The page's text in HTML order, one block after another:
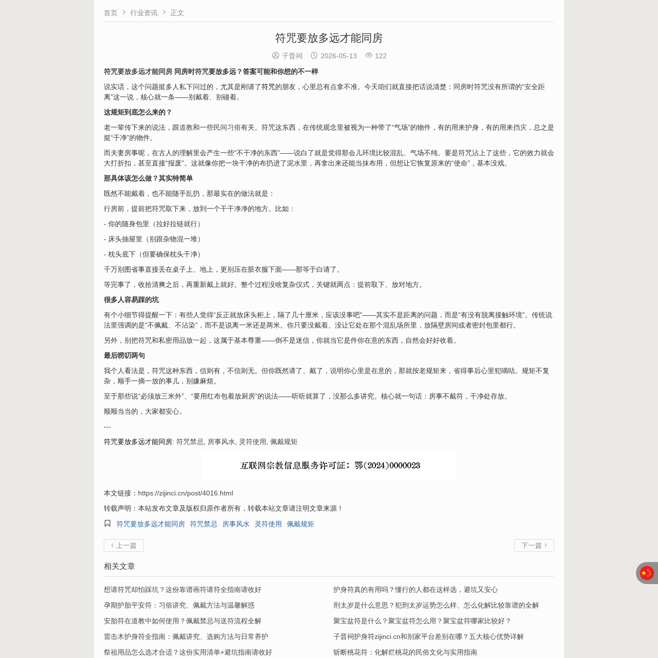
首页  行业资讯  正文
符咒要放多远才能同房
 子晋祠  2026-05-13  122
符咒要放多远才能同房 同房时符咒要放多远？答案可能和你想的不一样
说实话，这个问题挺多人私下问过的，尤其是刚请了符咒的朋友，心里总有点拿不准。今天咱们就直接把话说清楚：同房时符咒没有所谓的“安全距
离”这一说，核心就一条——别戴着、别碰着。
这规矩到底怎么来的？
老一辈传下来的说法，跟道教和一些民间习俗有关。符咒这东西，在传统观念里被视为一种带了“气场”的物件，有的用来护身，有的用来挡灾 ，总之是
挺“干净”的物件。
而夫妻房事呢，在古人的理解里会产生一些“不干净的东西”——说白了就是觉得那会儿环境比较混乱、气场不纯。要是符咒沾上了这些，它的效力就会
大打折扣，甚至直接“报废”。这就像你把一块干净的布扔进了泥水里，再拿出来还能当抹布用，但想让它恢复原来的“使命”，基本没戏。
那具体该怎么做？其实特简单
既然不能戴着，也不能随手乱扔，那最实在的做法就是：
行房前，提前把符咒取下来，放到一个干干净净的地方。比如：
- 你的随身包里（拉好拉链就行）
- 床头抽屉里（别跟杂物混一堆）
- 枕头底下（但要确保枕头干净）
千万别图省事直接丢在桌子上、地上，更别压在脏衣服下面——那等于白请了。
等完事了，收拾清爽之后，再重新戴上就好。整个过程没啥复杂仪式，关键就两点：提前取下、放对地方。
很多人容易踩的坑
有个小细节得提醒一下：有些人觉得“反正就放床头柜上，隔了几十厘米，应该没事吧”——其实不是距离的问题，而是“有没有脱离接触环境”。传统说
法里强调的是“不佩戴、不沾染”，而不是说离一米还是两米。你只要没戴着、没让它处在那个混乱场所里，放隔壁房间或者密封包里都行。
另外，别把符咒和私密用品放一起，这属于基本尊重——倒不是迷信，你就当它是件你在意的东西，自然会好好收着。
最后唠叨两句
我个人看法是，符咒这种东西，信则有，不信则无。但你既然请了、戴了，说明你心里是在意的，那就按老规矩来，省得事后心里犯嘀咕。规矩不复
杂，顺手一摘一放的事儿，别嫌麻烦。
至于那些说“必须放三米外”、“要用红布包着放厨房”的说法——听听就算了，没那么多讲究。核心就一句话：房事不戴符，干净处存放。
顺顺当当的，大家都安心。
---
符咒要放多远才能同房: 符咒禁忌 房事风水 灵符使用 佩戴规矩
本文链接： https://zijinci.cn/post/4016.html
转载声明：本站发布文章及版权归原作者所有，转载本站文章请注明文章来源！

符咒要放多远才能同房 符咒禁忌 房事风水 灵符使用 佩戴规矩
 上一篇 下一篇 
相关文章
想请符咒却怕踩坑？这份靠谱画符请符全指南请收好
护身符真的有用吗？懂行的人都在这样选，避坑又安心
孕期护胎平安符：习俗讲究、佩戴方法与温馨解惑
刑太岁是什么意思？犯刑太岁运势怎么样、怎么化解比较靠谱的全解
安胎符在道教中如何使用？佩戴禁忌与送符流程全解
聚宝盆符是什么？聚宝盆符怎么用？聚宝盆符哪家比较好？
​雷击木护身符全指南：佩戴讲究、选购方法与日常养护
子晋祠护身符zijinci.cn和别家平台差别在哪？五大核心优势详解
祭祖用品怎么选才合适？这份实用清单+避坑指南请收好
斩断桃花符：化解烂桃花的民俗文化与实用指南